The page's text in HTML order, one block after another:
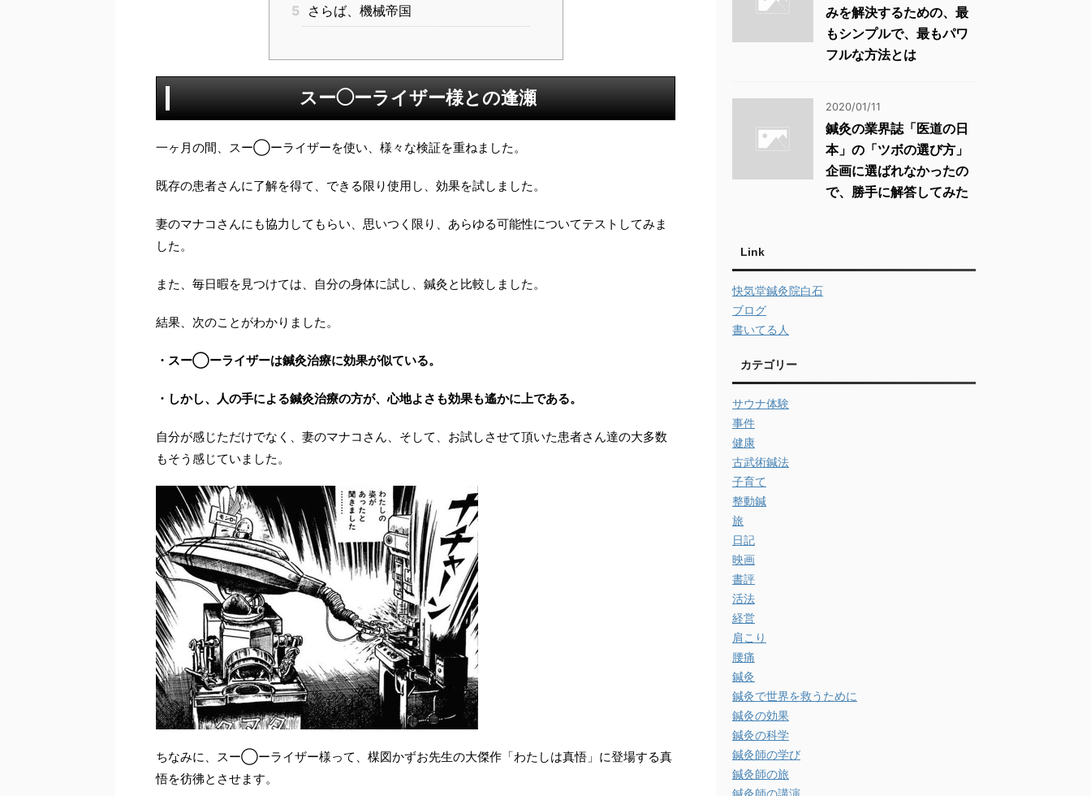
5
さらば、機械帝国
スー◯ーライザー様との逢瀬
一ヶ月の間、スー◯ーライザーを使い、様々な検証を重ねました。
既存の患者さんに了解を得て、できる限り使用し、効果を試しました。
妻のマナコさんにも協力してもらい、思いつく限り、あらゆる可能性についてテストしてみま
した。
また、毎日暇を見つけては、自分の身体に試し、鍼灸と比較しました。
結果、次のことがわかりました。
・スー◯ーライザーは鍼灸治療に効果が似ている。
・しかし、人の手による鍼灸治療の方が、心地よさも効果も遙かに上である。
自分が感じただけでなく、妻のマナコさん、そして、お試しさせて頂いた患者さん達の大多数
もそう感じていました。
ちなみに、スー◯ーライザー様って、楳図かずお先生の大傑作「わたしは真悟」に登場する真
悟を彷彿とさせます。
みを解決するための、最
もシンプルで、最もパワ
フルな方法とは
2020/01/11
鍼灸の業界誌「医道の日
本」の「ツボの選び方」
企画に選ばれなかったの
で、勝手に解答してみた
Link
快気堂鍼灸院白石
ブログ
書いてる人
カテゴリー
サウナ体験
事件
健康
古武術鍼法
子育て
整動鍼
旅
日記
映画
書評
活法
経営
肩こり
腰痛
鍼灸
鍼灸で世界を救うために
鍼灸の効果
鍼灸の科学
鍼灸師の学び
鍼灸師の旅
鍼灸師の講演